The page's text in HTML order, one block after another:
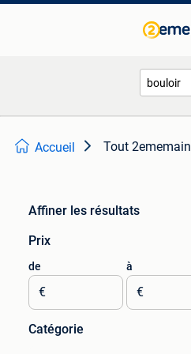
Accueil Tout 2ememain
Affiner les résultats
Prix
de
€
à
€
Catégorie